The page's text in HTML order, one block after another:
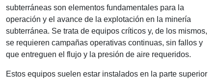
subterráneas son elementos fundamentales para la
operación y el avance de la explotación en la minería
subterránea. Se trata de equipos críticos y, de los mismos,
se requieren campañas operativas continuas, sin fallos y
que entreguen el flujo y la presión de aire requeridos.
Estos equipos suelen estar instalados en la parte superior